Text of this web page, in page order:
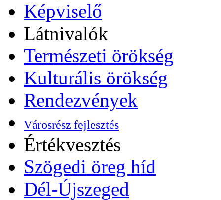
Képviselő
Látnivalók
Természeti örökség
Kulturális örökség
Rendezvények
Városrész fejlesztés
Értékvesztés
Szögedi öreg híd
Dél-Újszeged